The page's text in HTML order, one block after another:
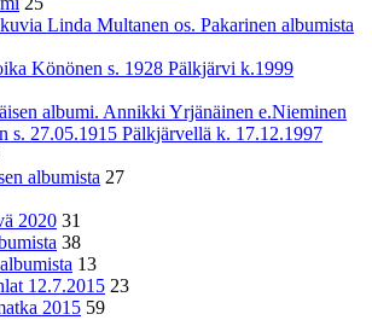
Linda Multanen os. Pakarinen albumista
Könönen s. 1928 Pälkjärvi k.1999
albumi. Annikki Yrjänäinen e.Nieminen
s. 27.05.1915 Pälkjärvellä k. 17.12.1997
albumista 27
2020 31
38
13
12.7.2015 23
2015 59